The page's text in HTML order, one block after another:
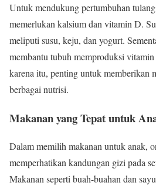
Untuk mendukung pertumbuhan
memerlukan kalsium dan vitamin D.
meliputi susu, keju, dan yogurt.
membantu tubuh memproduksi
karena itu, penting untuk memberikan
berbagai nutrisi.
Makanan yang Tepat untuk
Dalam memilih makanan untuk anak,
memperhatikan kandungan gizi pada
Makanan seperti buah-buahan dan